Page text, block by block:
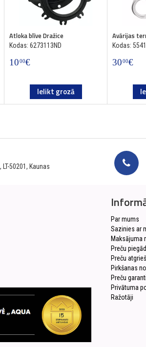
Atloka blīve Dražice
Kodas: 6273113ND
1000€
Ielikt grozā
Avārijas
Kodas:
3000€
50201, Kaunas
Par mums
Sazinies ar
Maksājuma
Preču
Preču
Pirkšanas
Preču
Privātuma
Ražotāji